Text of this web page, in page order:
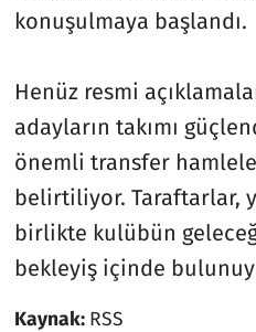
konuşulmaya başlandı.
Henüz resmi
adayların takımı
önemli transfer
belirtiliyor. Taraftarlar,
birlikte kulübün
bekleyiş içinde
Kaynak: RSS